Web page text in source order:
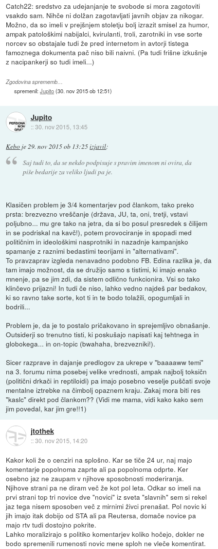
Catch22: sredstvo za udejanjanje te svobode si mora zagotoviti
vsakdo sam. Nihče ni dolžan zagotavljati javnih objav za nikogar.
Možno, da so imeli v prejšnjem stoletju bolj izrazit smisel za humor,
ampak patološkimi nabijalci, kvirulanti, troli, zarotniki in vse sorte
norcev so obstajale tudi že pred internetom in avtorji tistega
famoznega dokumenta pač niso bili naivni. (Pa tudi frišne izkušnje
z nacipankerji so tudi imeli...)
Zgodovina sprememb…
spremenil:Jupito(30. nov 2015 ob 12:51)
Jupito
::30. nov 2015, 13:45
Kebo je29. nov 2015 ob 13:25izjavil:
Saj tudi to, da se nekdo podpisuje s pravim imenom ni ovira, da
piše bedarije za veliko ljudi pa je.
Klasičen problem je 3/4 komentarjev pod člankom, tako preko
prsta: brezvezno vreščanje (država, JU, ta, oni, tretji, vstavi
poljubno... mu gre tako na jetra, da si bo posul presredek s čilijem
in se podriskal na kavč!), potem provociranje in spopadi med
političnim in ideološkimi nasprotniki in nazadnje kampanjsko
spamanje z raznimi bedastimi teorijami in "alternativami".
To pravzaprav izgleda nenavadno podobno FB. Edina razlika je, da
tam imajo možnost, da se družijo samo s tistimi, ki imajo enako
mnenje, pa se jim zdi, da sistem odlično funkcionira. Vsi so tako
klinčevo prijazni! In tudi če niso, lahko vedno najdeš par bedakov,
ki so ravno take sorte, kot ti in te bodo tolažili, opogumljali in
bodrili...
Problem je, da je to postalo pričakovano in sprejemljivo obnašanje.
Outsiderji so trenutno tisti, ki poskušajo napisati kaj tehtnega in
globokega... in on-topic (bwahaha, brezvezniki!).
Sicer razprave in dajanje predlogov za ukrepe v "baaaaww temi"
na 3. forumu nima posebej velike vrednosti, ampak najbolj toksičn
(politični drkači in reptiloidi) pa imajo posebno veselje puščati svoje
mentalne iztrebke na čimbolj opaznem kraju. Zakaj mora biti res
"kaslc" direkt pod člankom?? (Vidi me mama, vidi kako kako sem
jim povedal, kar jim gre!!1)
jtothek
::30. nov 2015, 14:20
Kakor koli že o cenziri na splošno. Kar se tiče 24 ur, naj majo
komentarje popolnoma zaprte ali pa popolnoma odprte. Ker
osebno jaz ne zaupam v njihove sposobnosti moderiranja.
Njihove strani pa ne diram več že kot pol leta. Odkar so imeli na
prvi strani top tri novice dve "novici" iz sveta "slavnih" sem si rekel
jaz tega nisem sposoben več z mirnimi živci prenašat. Pol novic ki
jih imajo itak dobijo od STA ali pa Reutersa, domače novice pa
majo rtv tudi dostojno pokrite.
Lahko moralizirajo s politiko komentarjev koliko hočejo, dokler ne
bodo spremenili rumenosti novic mene sploh ne vleče komentirat.